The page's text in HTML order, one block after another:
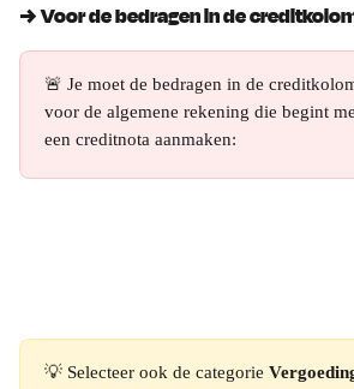
→ Voor de bedragen in de
🚨 Je moet de bedragen in de
voor de algemene rekening die begint
een creditnota aanmaken:
💡 Selecteer ook de categorie